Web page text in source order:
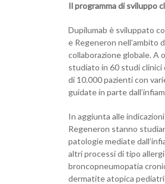
Il programma di sviluppo
Dupilumab è sviluppato
e Regeneron nell’ambito
collaborazione globale. A
studiato in 60 studi clinici
di 10.000 pazienti con
guidate in parte
In aggiunta alle
Regeneron stanno
patologie mediate
altri processi di tipo
broncopneumopatia
dermatite atopica